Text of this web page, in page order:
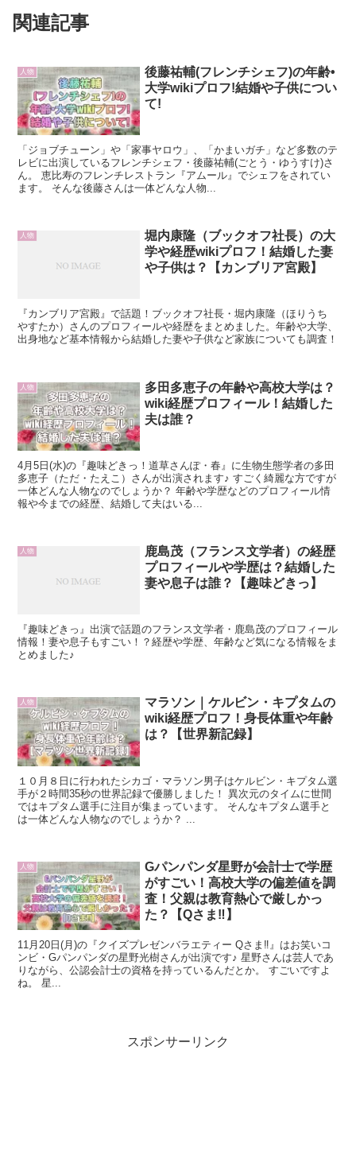
関連記事
人物
後藤祐輔(フレンチシェフ)の年齢•
大学wikiプロフ!結婚や子供につい
て!
「ジョブチューン」や「家事ヤロウ」、「かまいガチ」など多数のテ
レビに出演しているフレンチシェフ・後藤祐輔(ごとう・ゆうすけ)さ
ん。 恵比寿のフレンチレストラン『アムール』でシェフをされてい
ます。 そんな後藤さんは一体どんな人物...
人物
堀内康隆（ブックオフ社長）の大
学や経歴wikiプロフ！結婚した妻
や子供は？【カンブリア宮殿】
『カンブリア宮殿』で話題！ブックオフ社長・堀内康隆（ほりうち
やすたか）さんのプロフィールや経歴をまとめました。年齢や大学、
出身地など基本情報から結婚した妻や子供など家族についても調査！
人物
多田多恵子の年齢や高校大学は？
wiki経歴プロフィール！結婚した
夫は誰？
4月5日(水)の『趣味どきっ！道草さんぽ・春』に生物生態学者の多田
多恵子（ただ・たえこ）さんが出演されます♪ すごく綺麗な方ですが
一体どんな人物なのでしょうか？ 年齢や学歴などのプロフィール情
報や今までの経歴、結婚して夫はいる...
人物
鹿島茂（フランス文学者）の経歴
プロフィールや学歴は？結婚した
妻や息子は誰？【趣味どきっ】
『趣味どきっ』出演で話題のフランス文学者・鹿島茂のプロフィール
情報！妻や息子もすごい！？経歴や学歴、年齢など気になる情報をま
とめました♪
人物
マラソン｜ケルビン・キプタムの
wiki経歴プロフ！身長体重や年齢
は？【世界新記録】
１０月８日に行われたシカゴ・マラソン男子はケルビン・キプタム選
手が２時間35秒の世界記録で優勝しました！ 異次元のタイムに世間
ではキプタム選手に注目が集まっています。 そんなキプタム選手と
は一体どんな人物なのでしょうか？ ...
人物
Gパンパンダ星野が会計士で学歴
がすごい！高校大学の偏差値を調
査！父親は教育熱心で厳しかっ
た？【Qさま‼︎】
11月20日(月)の『クイズプレゼンバラエティー Qさま‼︎』はお笑いコ
ンビ・Gパンパンダの星野光樹さんが出演です♪ 星野さんは芸人であ
りながら、公認会計士の資格を持っているんだとか。 すごいですよ
ね。 星...
スポンサーリンク